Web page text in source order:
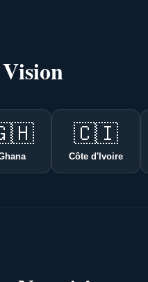
Vision
🇨🇮
Côte d'Ivoire